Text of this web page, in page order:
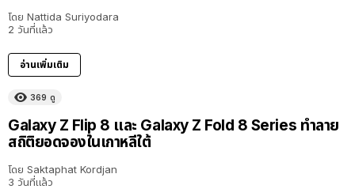
โดย Nattida Suriyodara
2 วันที่แล้ว
อ่านเพิ่มเติม
369 ดู
Galaxy Z Flip 8 และ Galaxy Z Fold 8 Series ทำลาย
สถิติยอดจองในเกาหลีใต้
โดย Saktaphat Kordjan
3 วันที่แล้ว